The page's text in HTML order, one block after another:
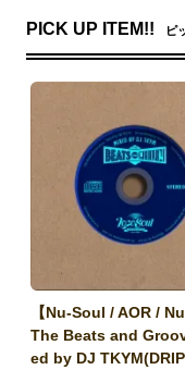
PICK UP ITEM!! ピ
【Nu-Soul / AOR /
The Beats and
ed by DJ